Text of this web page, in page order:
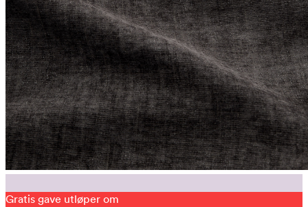
Gratis gave utløper om